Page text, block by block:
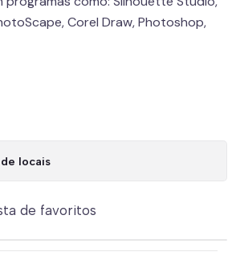
Corel Draw, Photoshop,
locais
de favoritos